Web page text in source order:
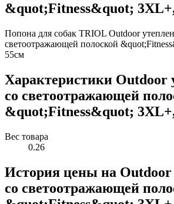
&quot;Fitness&quot;
Попона для собак TRIOL Outdoor
светоотражающей полоской
55см
Характеристики Outdoor
со светоотражающей
&quot;Fitness&quot;
Вес товара
0.26
История цены на Outdoor
со светоотражающей